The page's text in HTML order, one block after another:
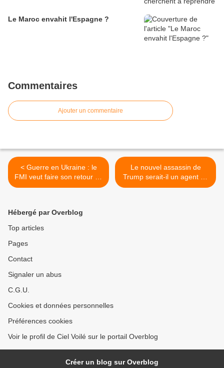
Le Maroc envahit l'Espagne ?
Commentaires
Ajouter un commentaire
< Guerre en Ukraine : le
FMI veut faire son retour en
Russie
Le nouvel assassin de
Trump serait-il un agent de
la CIA ? >
Hébergé par Overblog
Top articles
Pages
Contact
Signaler un abus
C.G.U.
Cookies et données personnelles
Préférences cookies
Voir le profil de Ciel Voilé sur le portail Overblog
Créer un blog sur Overblog